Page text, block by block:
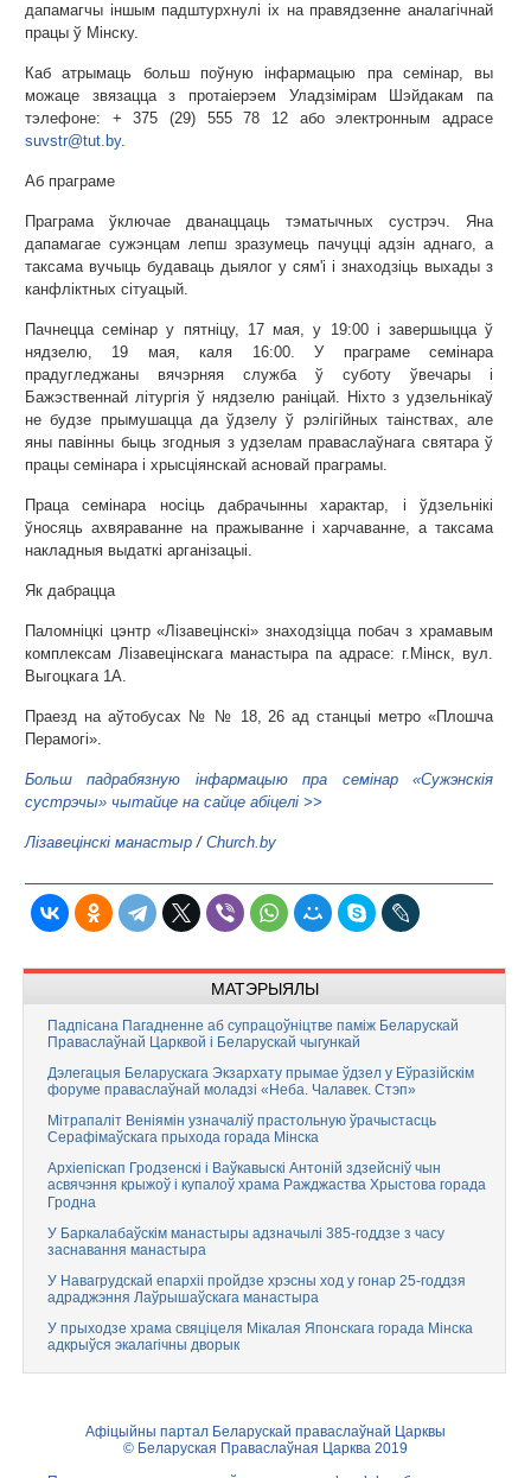
дапамагчы іншым падштурхнулі іх на правядзенне аналагічнай
працы ў Мінску.
Каб атрымаць больш поўную інфармацыю пра семінар, вы
можаце звязацца з протаіерэем Уладзімірам Шэйдакам па
тэлефоне: + 375 (29) 555 78 12 або электронным адрасе
suvstr@tut.by.
Аб праграме
Праграма ўключае дванаццаць тэматычных сустрэч. Яна
дапамагае сужэнцам лепш зразумець пачуцці адзін аднаго, а
таксама вучыць будаваць дыялог у сям'і і знаходзіць выхады з
канфліктных сітуацый.
Пачнецца семінар у пятніцу, 17 мая, у 19:00 і завершыцца ў
нядзелю, 19 мая, каля 16:00. У праграме семінара
прадугледжаны вячэрняя служба ў суботу ўвечары і
Бажэственнай літургія ў нядзелю раніцай. Ніхто з удзельнікаў
не будзе прымушацца да ўдзелу ў рэлігійных таінствах, але
яны павінны быць згодныя з удзелам праваслаўнага святара ў
працы семінара і хрысціянскай асновай праграмы.
Праца семінара носіць дабрачынны характар, і ўдзельнікі
ўносяць ахвяраванне на пражыванне і харчаванне, а таксама
накладныя выдаткі арганізацыі.
Як дабрацца
Паломніцкі цэнтр «Лізавецінскі» знаходзіцца побач з храмавым
комплексам Лізавецінскага манастыра па адрасе: г.Мінск, вул.
Выгоцкага 1А.
Праезд на аўтобусах № № 18, 26 ад станцыі метро «Плошча
Перамогі».
Больш падрабязную інфармацыю пра семінар «Сужэнскія
сустрэчы» чытайце на сайце абіцелі >>
Лізавецінскі манастыр / Church.by
МАТЭРЫЯЛЫ
Падпісана Пагадненне аб супрацоўніцтве паміж Беларускай
Праваслаўнай Царквой і Беларускай чыгункай
Дэлегацыя Беларускага Экзархату прымае ўдзел у Еўразійскім
форуме праваслаўнай моладзі «Неба. Чалавек. Стэп»
Мітрапаліт Веніямін узначаліў прастольную ўрачыстасць
Серафімаўскага прыхода горада Мінска
Архіепіскап Гродзенскі і Ваўкавыскі Антоній здзейсніў чын
асвячэння крыжоў і купалоў храма Ражджаства Хрыстова горада
Гродна
У Баркалабаўскім манастыры адзначылі 385-годдзе з часу
заснавання манастыра
У Навагрудскай епархіі пройдзе хрэсны ход у гонар 25-годдзя
адраджэння Лаўрышаўскага манастыра
У прыходзе храма свяціцеля Мікалая Японскага горада Мінска
адкрыўся экалагічны дворык
Афіцыйны партал Беларускай праваслаўнай Царквы
© Беларуская Праваслаўная Царква 2019